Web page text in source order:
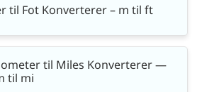
til Fot Konverterer – m til ft
til Miles Konverterer —
til mi